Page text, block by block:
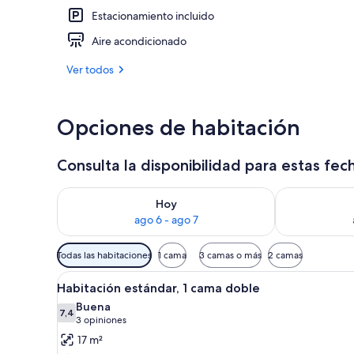
Estacionamiento incluido
Aire acondicionado
Ver todos
Opciones de habitación
Consulta la disponibilidad para estas
Hoy
ago 6 - ago 7
Consulta la disponibilidad para hoy ago 6 - ago 7
Consulta la
Filtros
disponibles
para
las
habitaciones
Todas las habitaciones 1 cama 3 camas o más 2 camas
Ver
todas
las
fotos
Un dormitorio ordenado con
2
Habitación estándar, 1 cama doble
7,47,4 de 10
Buena
3 opiniones
(3
opiniones)
17 m²